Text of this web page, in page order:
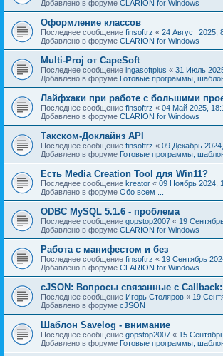
Добавлено в форуме CLARION for Windows
Оформление классов
Последнее сообщение finsoftrz « 24 Август 2025,
Добавлено в форуме CLARION for Windows
Multi-Proj от CapeSoft
Последнее сообщение ingasoftplus « 31 Июль
Добавлено в форуме Готовые программы,
Лайфхаки при работе с большими
Последнее сообщение finsoftrz « 04 Май 2025,
Добавлено в форуме CLARION for Windows
Такском-Доклайнз API
Последнее сообщение finsoftrz « 09 Декабрь
Добавлено в форуме Готовые программы,
Есть Media Creation Tool для Win11?
Последнее сообщение kreator « 09 Ноябрь 2024,
Добавлено в форуме Обо всем ...
ODBC MySQL 5.1.6 - проблема
Последнее сообщение gopstop2007 « 19
Добавлено в форуме CLARION for Windows
Работа с манифестом и без
Последнее сообщение finsoftrz « 19 Сентябрь
Добавлено в форуме CLARION for Windows
cJSON: Вопросы связанные с
Последнее сообщение Игорь Столяров « 19
Добавлено в форуме cJSON
Шаблон Savelog - внимание
Последнее сообщение gopstop2007 « 15
Добавлено в форуме Готовые программы,